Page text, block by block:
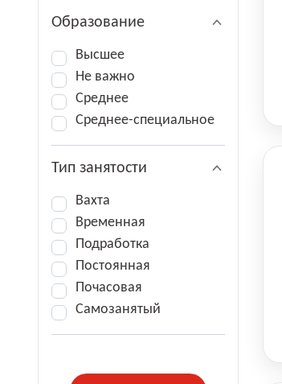
Образование
Высшее
Не важно
Среднее
Среднее-специальное
Тип занятости
Вахта
Временная
Подработка
Постоянная
Почасовая
Самозанятый